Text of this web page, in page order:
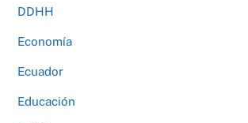
DDHH
Economía
Ecuador
Educación